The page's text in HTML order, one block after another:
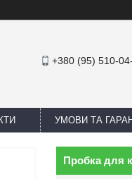
+380 (95) 510-
УМОВИ ТА
Пробка для